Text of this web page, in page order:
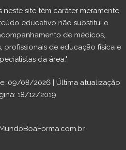
neste site têm caráter meramente
educativo não substitui o
de médicos,
profissionais de educação física e
da área."
09/08/2026 | Última atualização
18/12/2019